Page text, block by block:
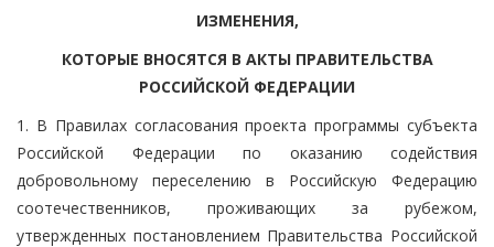
ИЗМЕНЕНИЯ,
КОТОРЫЕ ВНОСЯТСЯ В АКТЫ ПРАВИТЕЛЬСТВА
РОССИЙСКОЙ ФЕДЕРАЦИИ
1. В Правилах согласования проекта программы субъекта
Российской Федерации по оказанию содействия
добровольному переселению в Российскую Федерацию
соотечественников, проживающих за рубежом,
утвержденных постановлением Правительства Российской